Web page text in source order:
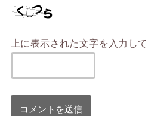
上に表示された文字を入力して